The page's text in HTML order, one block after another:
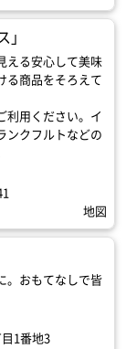
」
える安心して美味
る商品をそろえて
利用ください。イ
ンクフルトなどの
地図
。おもてなしで皆
1番地3